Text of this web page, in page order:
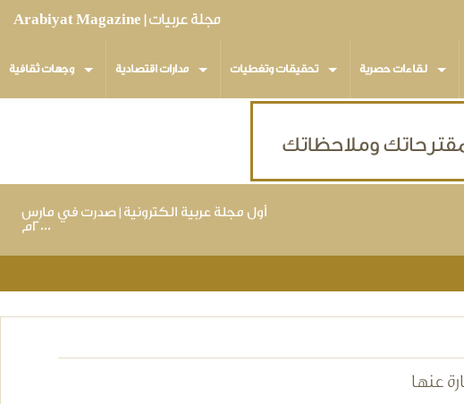
مجلة عربيات | Arabiyat Magazine
وجهات ثقافية مدارات اقتصادية تحقيقات وتغطيات لقاءات حصرية
أول مجلة عربية الكترونية | صدرت في مارس
٢٠٠٠م
عنها